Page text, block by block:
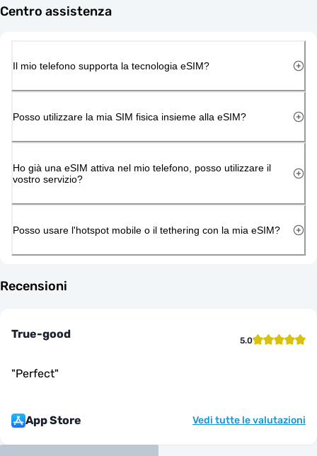
Centro assistenza
Il mio telefono supporta la tecnologia eSIM?
Posso utilizzare la mia SIM fisica insieme alla eSIM?
Ho già una eSIM attiva nel mio telefono, posso utilizzare il
vostro servizio?
Posso usare l'hotspot mobile o il tethering con la mia eSIM?
Recensioni
True-good 5.0
"Perfect"
App Store Vedi tutte le valutazioni